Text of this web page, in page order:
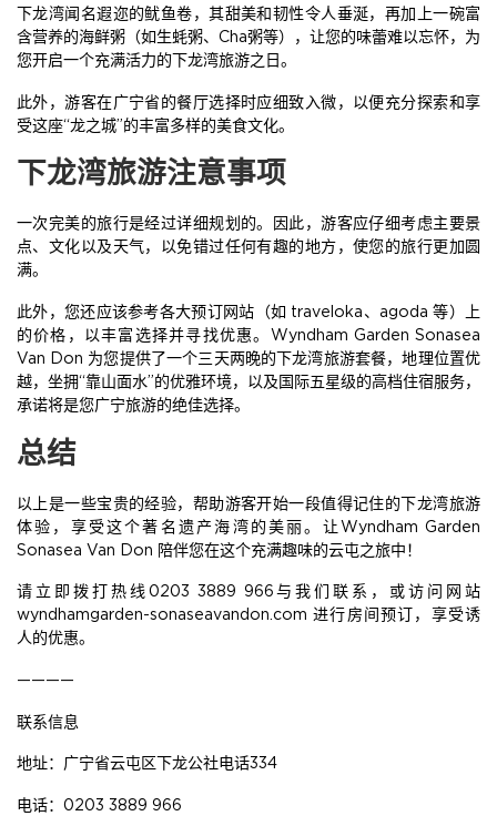
下龙湾闻名遐迩的鱿鱼卷，其甜美和韧性令人垂涎，再加上一碗富
含营养的海鲜粥（如生蚝粥、Cha粥等），让您的味蕾难以忘怀，为
您开启一个充满活力的下龙湾旅游之日。
此外，游客在广宁省的餐厅选择时应细致入微，以便充分探索和享
受这座“龙之城”的丰富多样的美食文化。
下龙湾旅游注意事项
一次完美的旅行是经过详细规划的。因此，游客应仔细考虑主要景
点、文化以及天气，以免错过任何有趣的地方，使您的旅行更加圆
满。
此外，您还应该参考各大预订网站（如 traveloka、agoda 等）上
的价格，以丰富选择并寻找优惠。Wyndham Garden Sonasea
Van Don 为您提供了一个三天两晚的下龙湾旅游套餐，地理位置优
越，坐拥“靠山面水”的优雅环境，以及国际五星级的高档住宿服务，
承诺将是您广宁旅游的绝佳选择。
总结
以上是一些宝贵的经验，帮助游客开始一段值得记住的下龙湾旅游
体验，享受这个著名遗产海湾的美丽。让Wyndham Garden
Sonasea Van Don 陪伴您在这个充满趣味的云屯之旅中！
请立即拨打热线0203 3889 966与我们联系，或访问网站
wyndhamgarden-sonaseavandon.com 进行房间预订，享受诱
人的优惠。
————
联系信息
地址：广宁省云屯区下龙公社电话334
电话：0203 3889 966